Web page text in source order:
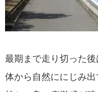
最期まで走り切った
体から自然ににじみ